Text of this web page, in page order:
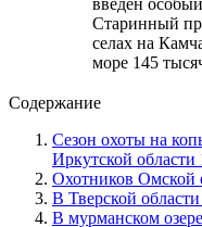
Старинный
селах на
море 145
Содержание
Сезон охоты на
Иркутской области
Охотников Омской
В Тверской
В мурманском